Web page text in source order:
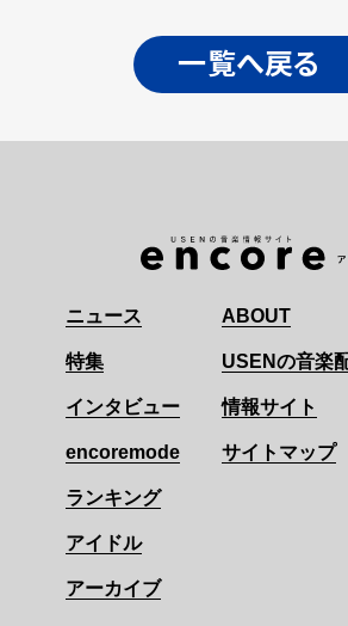
一覧へ戻る
ニュース
特集
インタビュー
encoremode
ランキング
アイドル
アーカイブ
ABOUT
USENの音楽
情報サイト
サイトマップ